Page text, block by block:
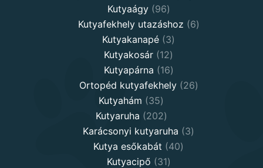
Kutyaágy 9696
products
Kutyafekhely utazáshoz 66
Kutyakanapé 33
products
Kutyakosár 1212
products
Kutyapárna 1616
products
Ortopéd kutyafekhely 2626
Kutyahám 3535
products
Kutyaruha 202202
products
Karácsonyi kutyaruha 33
Kutya esőkabát 4040
Kutyacipő 3131